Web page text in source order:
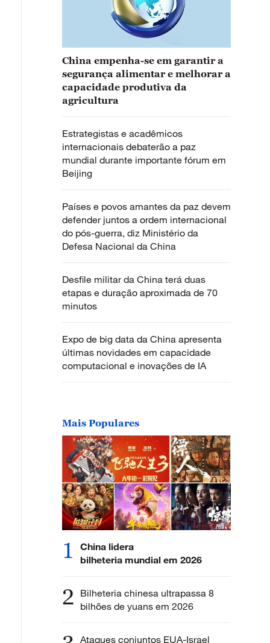
China empenha-se em garantir a
segurança alimentar e melhorar a
capacidade produtiva da
agricultura
Estrategistas e acadêmicos
internacionais debaterão a paz
mundial durante importante fórum em
Beijing
Países e povos amantes da paz devem
defender juntos a ordem internacional
do pós-guerra, diz Ministério da
Defesa Nacional da China
Desfile militar da China terá duas
etapas e duração aproximada de 70
minutos
Expo de big data da China apresenta
últimas novidades em capacidade
computacional e inovações de IA
Mais Populares
1
China lidera
bilheteria mundial em 2026
2 Bilheteria chinesa ultrapassa 8
bilhões de yuans em 2026
Ataques conjuntos EUA-Israel